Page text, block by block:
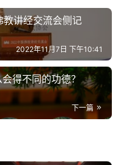
讲经交流会侧记
2022年11月7日 下午10:41
得不同的功德？
下一篇